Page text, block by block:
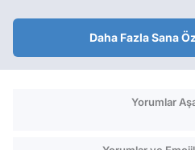
Daha Fazla Sana
Yorumlar